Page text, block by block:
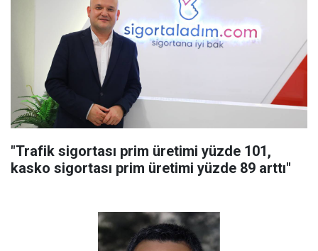
"Trafik sigortası prim üretimi yüzde 101,
kasko sigortası prim üretimi yüzde 89 arttı"